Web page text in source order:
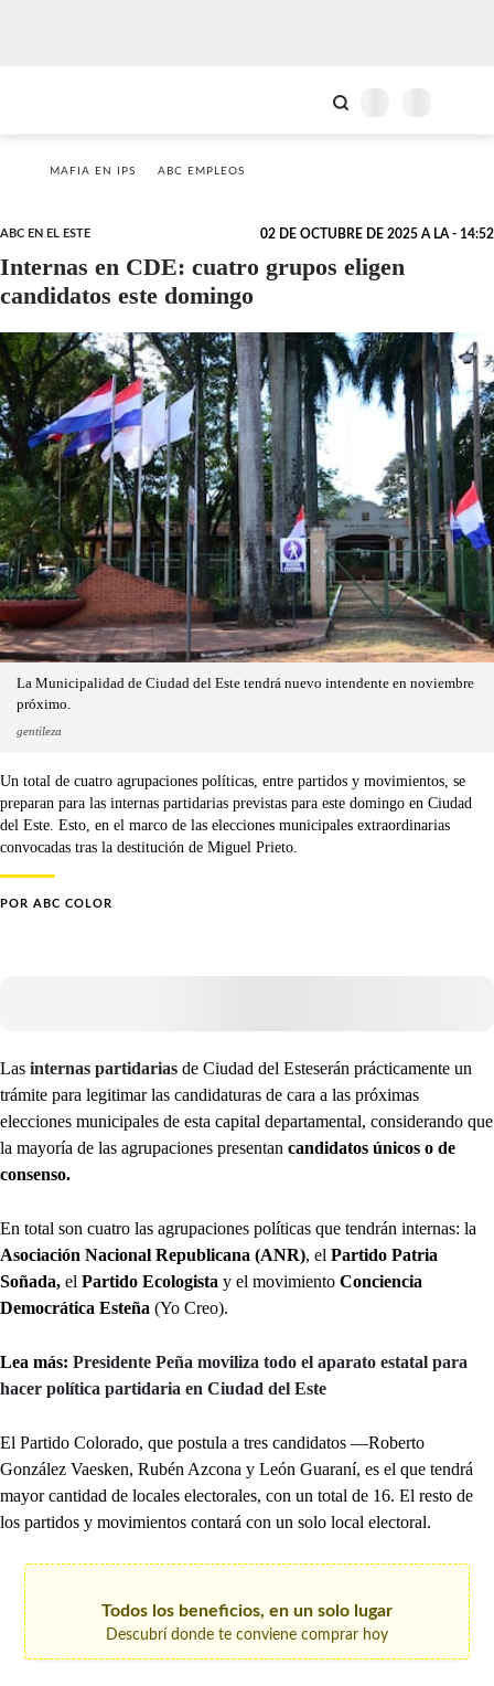
MAFIA EN IPS ABC EMPLEOS
ABC EN EL ESTE 02 DE OCTUBRE DE 2025 A LA - 14:52
Internas en CDE: cuatro grupos eligen
candidatos este domingo
La Municipalidad de Ciudad del Este tendrá nuevo intendente en noviembre
próximo.
gentileza
Un total de cuatro agrupaciones políticas, entre partidos y movimientos, se
preparan para las internas partidarias previstas para este domingo en Ciudad
del Este. Esto, en el marco de las elecciones municipales extraordinarias
convocadas tras la destitución de Miguel Prieto.
POR ABC COLOR
Las internas partidarias de Ciudad del Esteserán prácticamente un
trámite para legitimar las candidaturas de cara a las próximas
elecciones municipales de esta capital departamental, considerando que
la mayoría de las agrupaciones presentan candidatos únicos o de
consenso.
En total son cuatro las agrupaciones políticas que tendrán internas: la
Asociación Nacional Republicana (ANR), el Partido Patria
Soñada, el Partido Ecologista y el movimiento Conciencia
Democrática Esteña (Yo Creo).
Lea más: Presidente Peña moviliza todo el aparato estatal para
hacer política partidaria en Ciudad del Este
El Partido Colorado, que postula a tres candidatos —Roberto
González Vaesken, Rubén Azcona y León Guaraní, es el que tendrá
mayor cantidad de locales electorales, con un total de 16. El resto de
los partidos y movimientos contará con un solo local electoral.
Todos los beneficios, en un solo lugar
Descubrí donde te conviene comprar hoy